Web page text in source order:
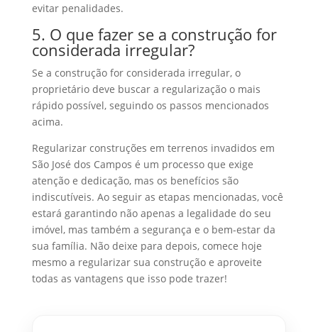
evitar penalidades.
5. O que fazer se a construção for
considerada irregular?
Se a construção for considerada irregular, o
proprietário deve buscar a regularização o mais
rápido possível, seguindo os passos mencionados
acima.
Regularizar construções em terrenos invadidos em
São José dos Campos é um processo que exige
atenção e dedicação, mas os benefícios são
indiscutíveis. Ao seguir as etapas mencionadas, você
estará garantindo não apenas a legalidade do seu
imóvel, mas também a segurança e o bem-estar da
sua família. Não deixe para depois, comece hoje
mesmo a regularizar sua construção e aproveite
todas as vantagens que isso pode trazer!